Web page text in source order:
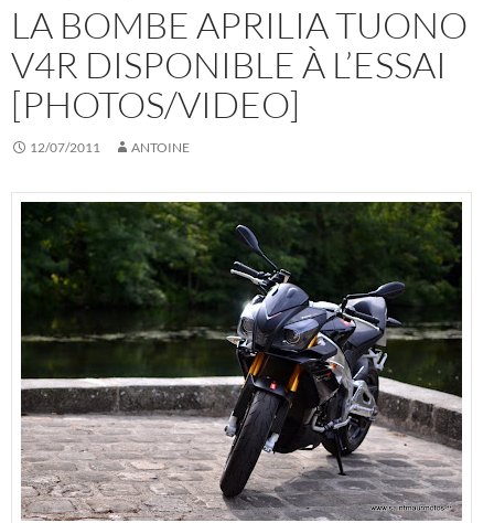
LA BOMBE APRILIA TUONO
V4R DISPONIBLE À L’ESSAI
[PHOTOS/VIDEO]
12/07/2011 ANTOINE